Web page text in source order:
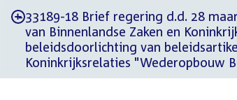
-33189-18 Brief regering d.d. 28
van Binnenlandse Zaken en
beleidsdoorlichting van
Koninkrijksrelaties "Wederopbouw